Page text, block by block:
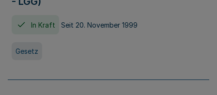
In Kraft Seit 20. November 1999
Gesetz